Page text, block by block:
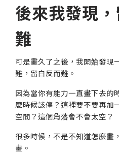
後來我發現
難
可是畫久了之後，我開始發現
難，留白反而難。
因為當你有能力一直畫下去的
麼時候該停？這裡要不要再加
空間？這個角落會不會太空？
很多時候，不是不知道怎麼畫
畫。